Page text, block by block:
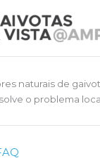
naturais de
o problema